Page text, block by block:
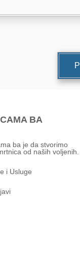
BA
ba je da stvorimo
od naših voljenih.
i Usluge